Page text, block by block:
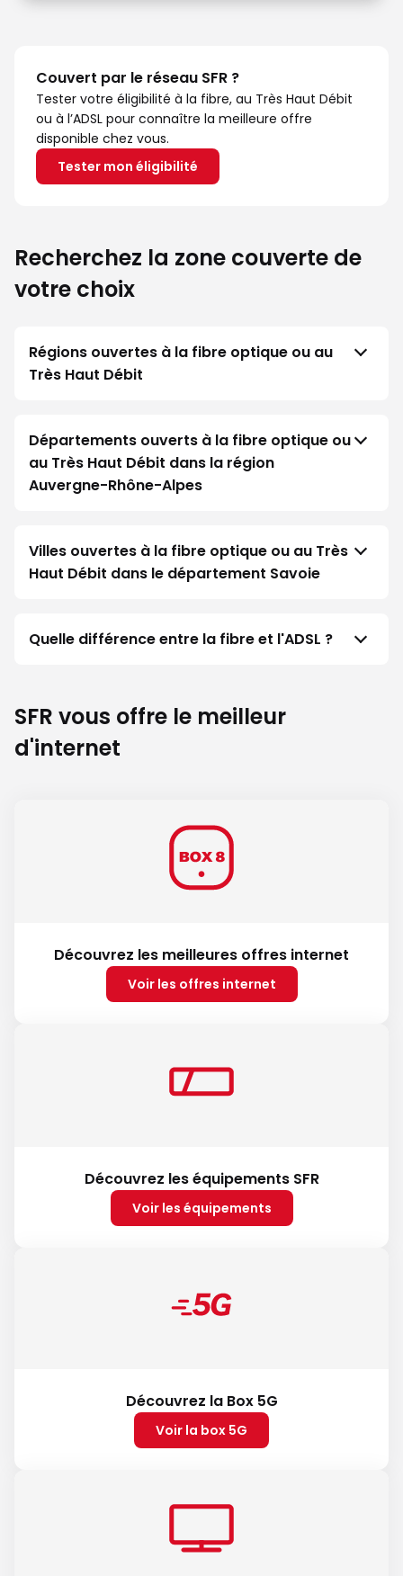
Couvert par le réseau SFR ?
Tester votre éligibilité à la fibre, au Très Haut Débit
ou à l’ADSL pour connaître la meilleure offre
disponible chez vous.
Tester mon éligibilité
Recherchez la zone couverte de
votre choix
Régions ouvertes à la fibre optique ou au
Très Haut Débit
Départements ouverts à la fibre optique ou
au Très Haut Débit dans la région
Auvergne-Rhône-Alpes
Villes ouvertes à la fibre optique ou au Très
Haut Débit dans le département Savoie
Quelle différence entre la fibre et l'ADSL ?
SFR vous offre le meilleur
d'internet
Découvrez les meilleures offres internet
Voir les offres internet
Découvrez les équipements SFR
Voir les équipements
Découvrez la Box 5G
Voir la box 5G